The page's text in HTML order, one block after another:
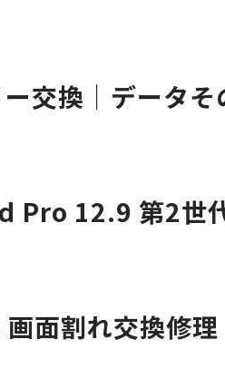
交換｜データそ
Pro 12.9 第2
面割れ交換修理